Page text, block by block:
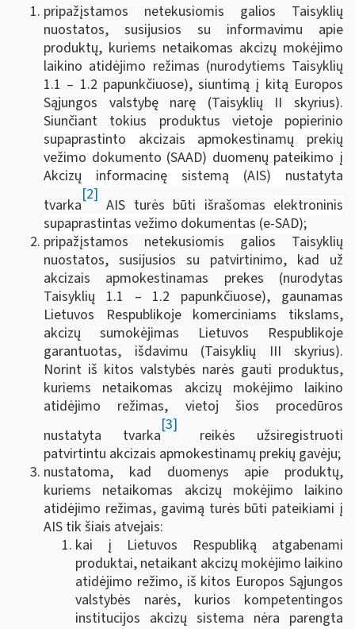
pripažįstamos netekusiomis galios Taisyklių
nuostatos, susijusios su informavimu apie
produktų, kuriems netaikomas akcizų mokėjimo
laikino atidėjimo režimas (nurodytiems Taisyklių
1.1 – 1.2 papunkčiuose), siuntimą į kitą Europos
Sąjungos valstybę narę (Taisyklių II skyrius).
Siunčiant tokius produktus vietoje popierinio
supaprastinto akcizais apmokestinamų prekių
vežimo dokumento (SAAD) duomenų pateikimo į
Akcizų informacinę sistemą (AIS) nustatyta
tvarka
[2]
AIS turės būti išrašomas elektroninis
supaprastintas vežimo dokumentas (e-SAD);
pripažįstamos netekusiomis galios Taisyklių
nuostatos, susijusios su patvirtinimo, kad už
akcizais apmokestinamas prekes (nurodytas
Taisyklių 1.1 – 1.2 papunkčiuose), gaunamas
Lietuvos Respublikoje komerciniams tikslams,
akcizų sumokėjimas Lietuvos Respublikoje
garantuotas, išdavimu (Taisyklių III skyrius).
Norint iš kitos valstybės narės gauti produktus,
kuriems netaikomas akcizų mokėjimo laikino
atidėjimo režimas, vietoj šios procedūros
nustatyta tvarka
[3]
reikės užsiregistruoti
patvirtintu akcizais apmokestinamų prekių gavėju;
nustatoma, kad duomenys apie produktų,
kuriems netaikomas akcizų mokėjimo laikino
atidėjimo režimas, gavimą turės būti pateikiami į
AIS tik šiais atvejais:
kai į Lietuvos Respubliką atgabenami
produktai, netaikant akcizų mokėjimo laikino
atidėjimo režimo, iš kitos Europos Sąjungos
valstybės narės, kurios kompetentingos
institucijos akcizų sistema nėra parengta